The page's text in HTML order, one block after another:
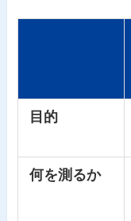
目的
何を測るか